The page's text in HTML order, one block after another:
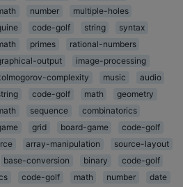
number
multiple-holes
code-golf string
syntax
primes
rational-numbers
output
image-processing
complexity music
audio
code-golf math
geometry
sequence
combinatorics
grid board-game
code-golf
array-manipulation
source-layout
base-conversion binary
code-golf
code-golf math number
date